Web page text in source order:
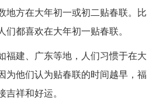
地方在大年初一或初二贴春联。比
都喜欢在大年初一贴春联。
福建、广东等地，人们习惯于在大
为他们认为贴春联的时间越早，福
祥和好运。